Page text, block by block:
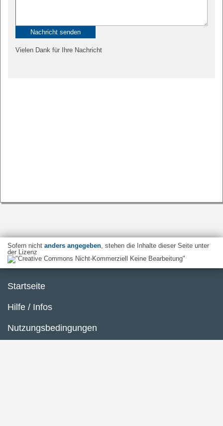
Vielen Dank für Ihre Nachricht
Sofern nicht anders angegeben, stehen die Inhalte dieser Seite unter
der Lizenz
Startseite
Hilfe / Infos
Nutzungsbedingungen